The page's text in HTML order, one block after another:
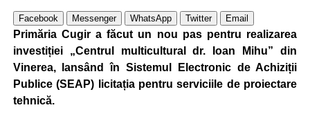
Ultimele știri din Cugir
„Roș-albaștrii”, o nouă victorie în meciurile de
pregătire: Metalurgistul Cugir – FC Inter Sibiu 1-0
(0-0)
Facebook Messenger WhatsApp Twitter Email
Primăria Cugir a făcut un nou pas pentru realizarea
investiției „Centrul multicultural dr. Ioan Mihu” din
Vinerea, lansând în Sistemul Electronic de Achiziții
Publice (SEAP) licitația pentru serviciile de proiectare
tehnică.